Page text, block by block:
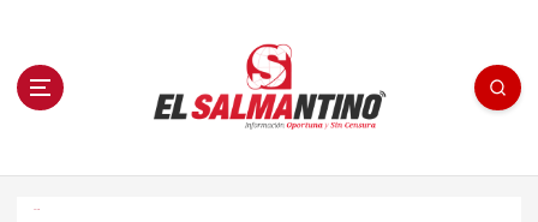
n El Salmantino - medios/noticias/editorial